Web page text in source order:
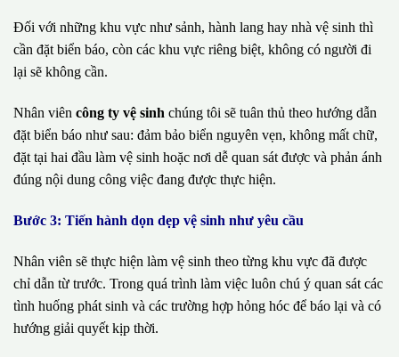
Đối với những khu vực như sảnh, hành lang hay nhà vệ sinh thì
cần đặt biển báo, còn các khu vực riêng biệt, không có người đi
lại sẽ không cần.
Nhân viên công ty vệ sinh chúng tôi sẽ tuân thủ theo hướng dẫn
đặt biển báo như sau: đảm bảo biển nguyên vẹn, không mất chữ,
đặt tại hai đầu làm vệ sinh hoặc nơi dễ quan sát được và phản ánh
đúng nội dung công việc đang được thực hiện.
Bước 3: Tiến hành dọn dẹp vệ sinh như yêu cầu
Nhân viên sẽ thực hiện làm vệ sinh theo từng khu vực đã được
chỉ dẫn từ trước. Trong quá trình làm việc luôn chú ý quan sát các
tình huống phát sinh và các trường hợp hỏng hóc để báo lại và có
hướng giải quyết kịp thời.